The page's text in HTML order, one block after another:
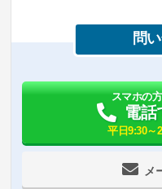
問
メ
スマホの
電話
平日9:30～